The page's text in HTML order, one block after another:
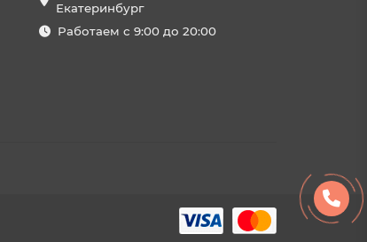
Екатеринбург
Работаем с 9:00 до 20:00